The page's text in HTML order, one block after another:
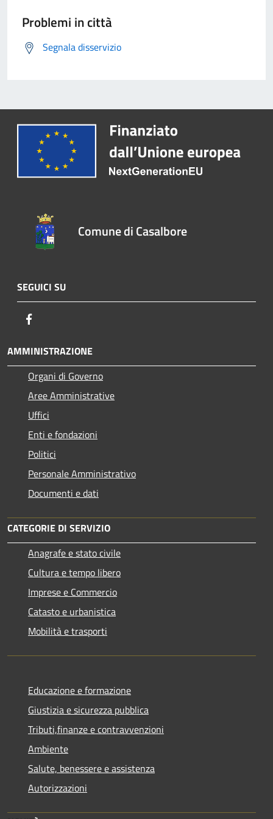
Problemi in città
Segnala disservizio
Comune di Casalbore
SEGUICI SU
AMMINISTRAZIONE
Organi di Governo
Aree Amministrative
Uffici
Enti e fondazioni
Politici
Personale Amministrativo
Documenti e dati
CATEGORIE DI SERVIZIO
Anagrafe e stato civile
Cultura e tempo libero
Imprese e Commercio
Catasto e urbanistica
Mobilità e trasporti
Educazione e formazione
Giustizia e sicurezza pubblica
Tributi,finanze e contravvenzioni
Ambiente
Salute, benessere e assistenza
Autorizzazioni